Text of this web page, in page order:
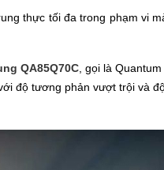
thực tối đa trong phạm vi
QA85Q70C, gọi là
độ tương phản vượt trội và